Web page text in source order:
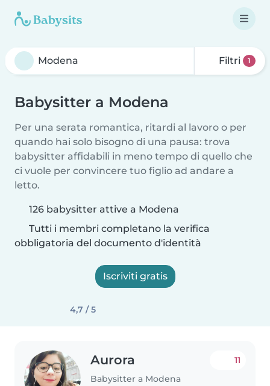
Filtri 1
Babysitter a Modena
Per una serata romantica, ritardi al lavoro o per
quando hai solo bisogno di una pausa: trova
babysitter affidabili in meno tempo di quello che
ci vuole per convincere tuo figlio ad andare a
letto.
126 babysitter attive a Modena
Tutti i membri completano la verifica
obbligatoria del documento d'identità
Iscriviti gratis
4,7 / 5
Aurora
Babysitter a Modena
11